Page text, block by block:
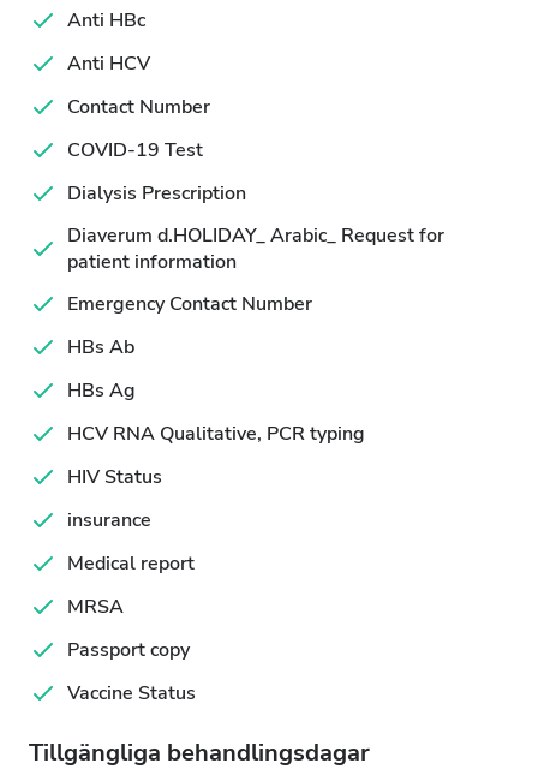
Anti HBc
Anti HCV
Contact Number
COVID-19 Test
Dialysis Prescription
Diaverum d.HOLIDAY_ Arabic_ Request for
patient information
Emergency Contact Number
HBs Ab
HBs Ag
HCV RNA Qualitative, PCR typing
HIV Status
insurance
Medical report
MRSA
Passport copy
Vaccine Status
Tillgängliga behandlingsdagar